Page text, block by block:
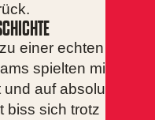
einer echten
spielten mit
auf absoluter
biss sich trotz